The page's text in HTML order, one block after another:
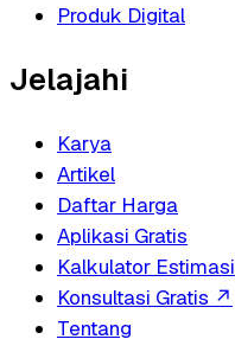
Produk Digital
Jelajahi
Karya
Artikel
Daftar Harga
Aplikasi Gratis
Kalkulator Estimasi
Konsultasi Gratis ↗
Tentang